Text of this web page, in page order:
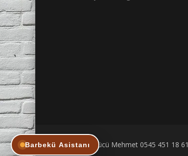
© 2026Barbekücü Mehmet 0545 451 18 61
Barbekü Asistanı